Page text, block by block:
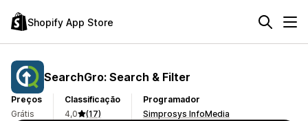
Shopify App Store
SearchGro: Search & Filter
Preços
Grátis
Classificação
4,0
(17)
Programador
Simprosys InfoMedia